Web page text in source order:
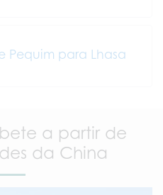
Pequim para Lhasa
a partir de
da China